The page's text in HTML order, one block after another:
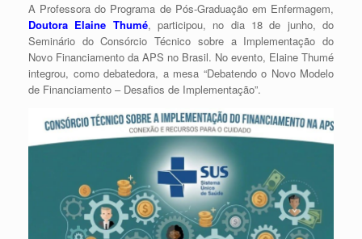
A Professora do Programa de Pós-Graduação em Enfermagem,
Doutora Elaine Thumé, participou, no dia 18 de junho, do
Seminário do Consórcio Técnico sobre a Implementação do
Novo Financiamento da APS no Brasil. No evento, Elaine Thumé
integrou, como debatedora, a mesa “Debatendo o Novo Modelo
de Financiamento – Desafios de Implementação”.